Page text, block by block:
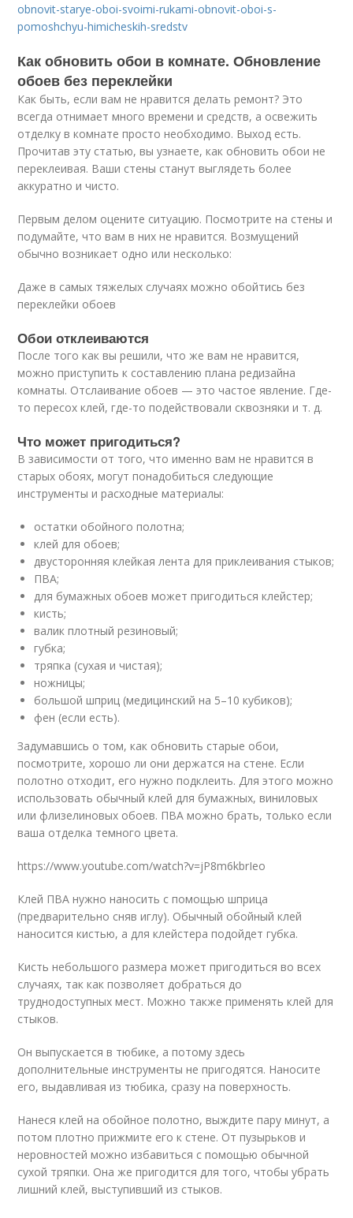
obnovit-starye-oboi-svoimi-rukami-obnovit-oboi-s-
pomoshchyu-himicheskih-sredstv
Как обновить обои в комнате. Обновление
обоев без переклейки
Как быть, если вам не нравится делать ремонт? Это
всегда отнимает много времени и средств, а освежить
отделку в комнате просто необходимо. Выход есть.
Прочитав эту статью, вы узнаете, как обновить обои не
переклеивая. Ваши стены станут выглядеть более
аккуратно и чисто.
Первым делом оцените ситуацию. Посмотрите на стены и
подумайте, что вам в них не нравится. Возмущений
обычно возникает одно или несколько:
Даже в самых тяжелых случаях можно обойтись без
переклейки обоев
Обои отклеиваются
После того как вы решили, что же вам не нравится,
можно приступить к составлению плана редизайна
комнаты. Отслаивание обоев — это частое явление. Где-
то пересох клей, где-то подействовали сквозняки и т. д.
Что может пригодиться?
В зависимости от того, что именно вам не нравится в
старых обоях, могут понадобиться следующие
инструменты и расходные материалы:
остатки обойного полотна;
клей для обоев;
двусторонняя клейкая лента для приклеивания стыков;
ПВА;
для бумажных обоев может пригодиться клейстер;
кисть;
валик плотный резиновый;
губка;
тряпка (сухая и чистая);
ножницы;
большой шприц (медицинский на 5–10 кубиков);
фен (если есть).
Задумавшись о том, как обновить старые обои,
посмотрите, хорошо ли они держатся на стене. Если
полотно отходит, его нужно подклеить. Для этого можно
использовать обычный клей для бумажных, виниловых
или флизелиновых обоев. ПВА можно брать, только если
ваша отделка темного цвета.
https://www.youtube.com/watch?v=jP8m6kbrIeo
Клей ПВА нужно наносить с помощью шприца
(предварительно сняв иглу). Обычный обойный клей
наносится кистью, а для клейстера подойдет губка.
Кисть небольшого размера может пригодиться во всех
случаях, так как позволяет добраться до
труднодоступных мест. Можно также применять клей для
стыков.
Он выпускается в тюбике, а потому здесь
дополнительные инструменты не пригодятся. Наносите
его, выдавливая из тюбика, сразу на поверхность.
Нанеся клей на обойное полотно, выждите пару минут, а
потом плотно прижмите его к стене. От пузырьков и
неровностей можно избавиться с помощью обычной
сухой тряпки. Она же пригодится для того, чтобы убрать
лишний клей, выступивший из стыков.